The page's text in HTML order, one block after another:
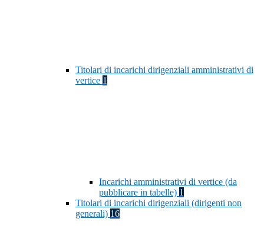
Titolari di incarichi dirigenziali amministrativi di
vertice 1
Incarichi amministrativi di vertice (da
pubblicare in tabelle) 1
Titolari di incarichi dirigenziali (dirigenti non
generali) 16